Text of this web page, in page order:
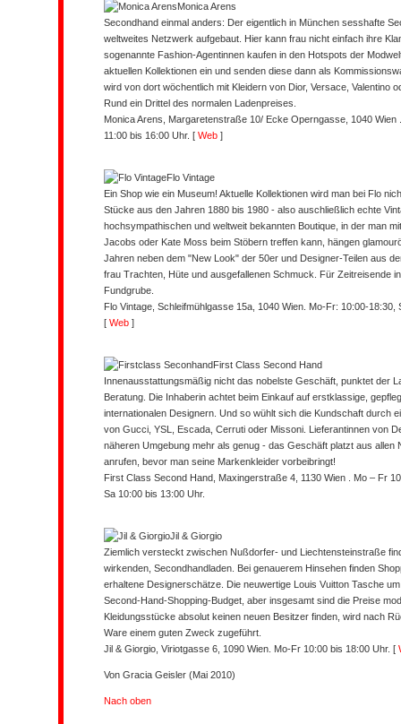
Monica Arens
Secondhand einmal anders: Der eigentlich in München sesshafte
weltweites Netzwerk aufgebaut. Hier kann frau nicht einfach ihre
sogenannte Fashion-Agentinnen kaufen in den Hotspots der
aktuellen Kollektionen ein und senden diese dann als
wird von dort wöchentlich mit Kleidern von Dior, Versace, Valentino
Rund ein Drittel des normalen Ladenpreises.
Monica Arens, Margaretenstraße 10/ Ecke Operngasse, 1040
11:00 bis 16:00 Uhr. [ Web ]
Flo Vintage
Ein Shop wie ein Museum! Aktuelle Kollektionen wird man bei Flo
Stücke aus den Jahren 1880 bis 1980 - also auschließlich echte
hochsympathischen und weltweit bekannten Boutique, in der man
Jacobs oder Kate Moss beim Stöbern treffen kann, hängen
Jahren neben dem "New Look" der 50er und Designer-Teilen aus
frau Trachten, Hüte und ausgefallenen Schmuck. Für Zeitreisende
Fundgrube.
Flo Vintage, Schleifmühlgasse 15a, 1040 Wien. Mo-Fr: 10:00-18:30,
[ Web ]
First Class Second Hand
Innenausstattungsmäßig nicht das nobelste Geschäft, punktet der
Beratung. Die Inhaberin achtet beim Einkauf auf erstklassige,
internationalen Designern. Und so wühlt sich die Kundschaft durch
von Gucci, YSL, Escada, Cerruti oder Missoni. Lieferantinnen von
näheren Umgebung mehr als genug - das Geschäft platzt aus allen
anrufen, bevor man seine Markenkleider vorbeibringt!
First Class Second Hand, Maxingerstraße 4, 1130 Wien . Mo – Fr
Sa 10:00 bis 13:00 Uhr.
Jil & Giorgio
Ziemlich versteckt zwischen Nußdorfer- und Liechtensteinstraße
wirkenden, Secondhandladen. Bei genauerem Hinsehen finden
erhaltene Designerschätze. Die neuwertige Louis Vuitton Tasche
Second-Hand-Shopping-Budget, aber insgesamt sind die Preise
Kleidungsstücke absolut keinen neuen Besitzer finden, wird nach
Ware einem guten Zweck zugeführt.
Jil & Giorgio, Viriotgasse 6, 1090 Wien. Mo-Fr 10:00 bis 18:00 Uhr. [
Von Gracia Geisler (Mai 2010)
Nach oben